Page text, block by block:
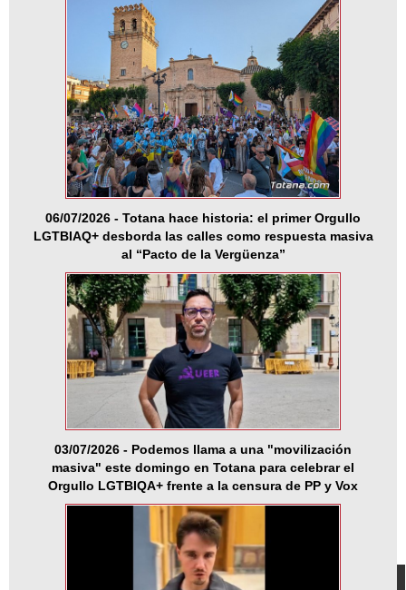
06/07/2026 - Totana hace historia: el primer Orgullo
LGTBIAQ+ desborda las calles como respuesta masiva
al “Pacto de la Vergüenza”
03/07/2026 - Podemos llama a una "movilización
masiva" este domingo en Totana para celebrar el
Orgullo LGTBIQA+ frente a la censura de PP y Vox